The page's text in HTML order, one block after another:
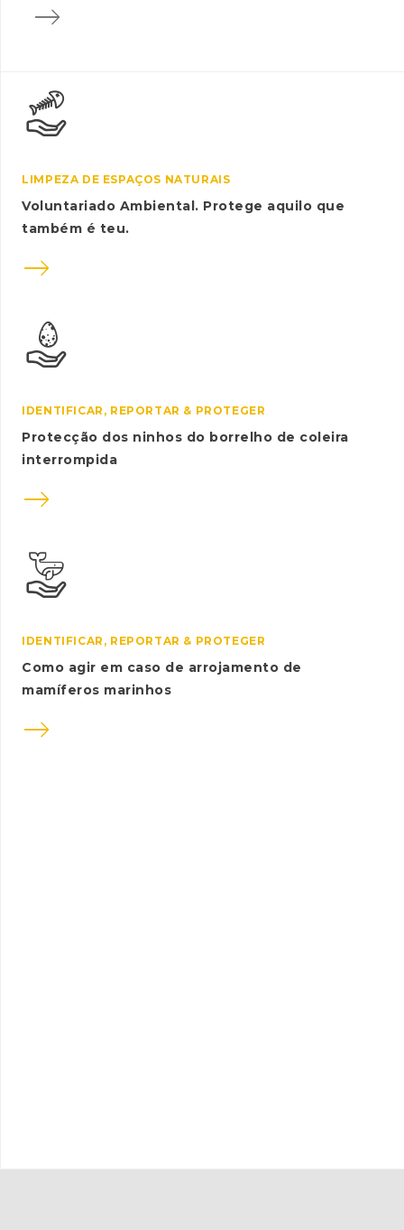

LIMPEZA DE ESPAÇOS NATURAIS
Voluntariado Ambiental. Protege aquilo que
também é teu.

IDENTIFICAR, REPORTAR & PROTEGER
Protecção dos ninhos do borrelho de coleira
interrompida

IDENTIFICAR, REPORTAR & PROTEGER
Como agir em caso de arrojamento de
mamíferos marinhos